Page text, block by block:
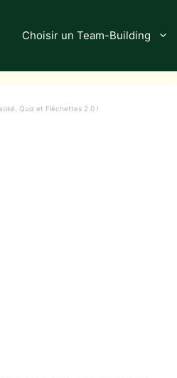
Choisir un Team-Building
Quiz et Fléchettes 2.0 !